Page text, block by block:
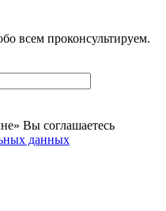
всем проконсультируем.
Вы соглашаетесь
данных